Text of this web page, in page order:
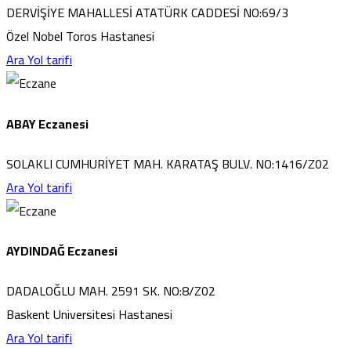
DERVİŞİYE MAHALLESİ ATATÜRK CADDESİ NO:69/3
Özel Nobel Toros Hastanesi
AraYol tarifi
ABAY Eczanesi
SOLAKLI CUMHURİYET MAH. KARATAŞ BULV. NO:1416/Z02
AraYol tarifi
AYDINDAĞ Eczanesi
DADALOĞLU MAH. 2591 SK. NO:8/Z02
Baskent Universitesi Hastanesi
AraYol tarifi